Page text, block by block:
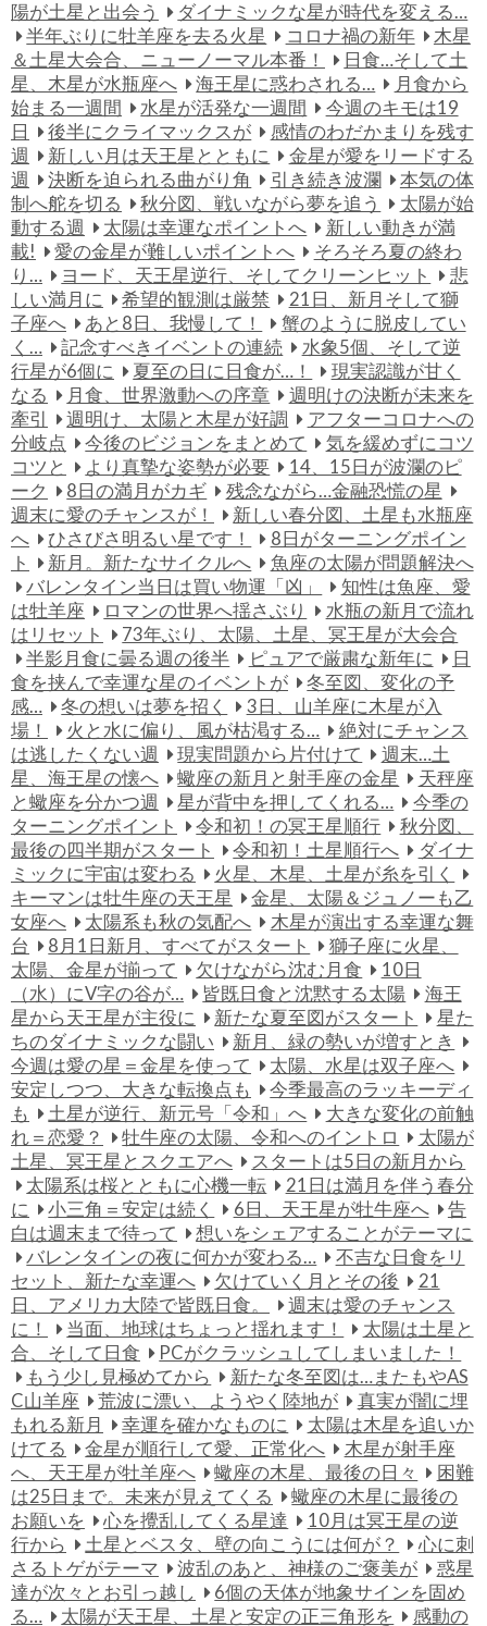
陽が土星と出会う
ダイナミックな星が時代を変える…
半年ぶりに牡羊座を去る火星
コロナ禍の新年
木星
＆土星大会合、ニューノーマル本番！
日食…そして土
星、木星が水瓶座へ
海王星に惑わされる…
月食から
始まる一週間
水星が活発な一週間
今週のキモは19
日
後半にクライマックスが
感情のわだかまりを残す
週
新しい月は天王星とともに
金星が愛をリードする
週
決断を迫られる曲がり角 引き続き波瀾
本気の体
制へ舵を切る
秋分図、戦いながら夢を追う
太陽が始
動する週
太陽は幸運なポイントへ
新しい動きが満
載!
愛の金星が難しいポイントへ
そろそろ夏の終わ
り…
ヨード、天王星逆行、そしてクリーンヒット
悲
しい満月に
希望的観測は厳禁
21日、新月そして獅
子座へ
あと8日、我慢して！
蟹のように脱皮してい
く…
記念すべきイベントの連続
水象5個、そして逆
行星が6個に
夏至の日に日食が…！
現実認識が甘く
なる
月食、世界激動への序章
週明けの決断が未来を
牽引
週明け、太陽と木星が好調
アフターコロナへの
分岐点
今後のビジョンをまとめて
気を緩めずにコツ
コツと
より真摯な姿勢が必要
14、15日が波瀾のピ
ーク
8日の満月がカギ
残念ながら…金融恐慌の星
週末に愛のチャンスが！
新しい春分図、土星も水瓶座
へ
ひさびさ明るい星です！
8日がターニングポイン
ト
新月。新たなサイクルへ
魚座の太陽が問題解決へ
バレンタイン当日は買い物運「凶」
知性は魚座、愛
は牡羊座
ロマンの世界へ揺さぶり
水瓶の新月で流れ
はリセット
73年ぶり、太陽、土星、冥王星が大会合
半影月食に曇る週の後半
ピュアで厳粛な新年に
日
食を挟んで幸運な星のイベントが
冬至図、変化の予
感…
冬の想いは夢を招く
3日、山羊座に木星が入
場！
火と水に偏り、風が枯渇する…
絶対にチャンス
は逃したくない週
現実問題から片付けて
週末…土
星、海王星の懐へ
蠍座の新月と射手座の金星
天秤座
と蠍座を分かつ週
星が背中を押してくれる…
今季の
ターニングポイント
令和初！の冥王星順行
秋分図、
最後の四半期がスタート
令和初！土星順行へ
ダイナ
ミックに宇宙は変わる
火星、木星、土星が糸を引く
キーマンは牡牛座の天王星
金星、太陽＆ジュノーも乙
女座へ
太陽系も秋の気配へ
木星が演出する幸運な舞
台
8月1日新月、すべてがスタート
獅子座に火星、
太陽、金星が揃って
欠けながら沈む月食
10日
（水）にV字の谷が…
皆既日食と沈黙する太陽
海王
星から天王星が主役に
新たな夏至図がスタート
星た
ちのダイナミックな闘い
新月、緑の勢いが増すとき
今週は愛の星＝金星を使って
太陽、水星は双子座へ
安定しつつ、大きな転換点も
今季最高のラッキーディ
も
土星が逆行、新元号「令和」へ
大きな変化の前触
れ＝恋愛？
牡牛座の太陽、令和へのイントロ
太陽が
土星、冥王星とスクエアへ
スタートは5日の新月から
太陽系は桜とともに心機一転
21日は満月を伴う春分
に
小三角＝安定は続く 6日、天王星が牡牛座へ
告
白は週末まで待って
想いをシェアすることがテーマに
バレンタインの夜に何かが変わる…
不吉な日食をリ
セット、新たな幸運へ
欠けていく月とその後
21
日、アメリカ大陸で皆既日食。
週末は愛のチャンス
に！
当面、地球はちょっと揺れます！
太陽は土星と
合、そして日食
PCがクラッシュしてしまいました！
もう少し見極めてから
新たな冬至図は…またもやAS
C山羊座
荒波に漂い、ようやく陸地が
真実が闇に埋
もれる新月
幸運を確かなものに
太陽は木星を追いか
けてる
金星が順行して愛、正常化へ
木星が射手座
へ、天王星が牡羊座へ
蠍座の木星、最後の日々
困難
は25日まで。未来が見えてくる
蠍座の木星に最後の
お願いを
心を攪乱してくる星達
10月は冥王星の逆
行から
土星とベスタ、壁の向こうには何が？
心に刺
さるトゲがテーマ
波乱のあと、神様のご褒美が
惑星
達が次々とお引っ越し
6個の天体が地象サインを固め
る…
太陽が天王星、土星と安定の正三角形を
感動の